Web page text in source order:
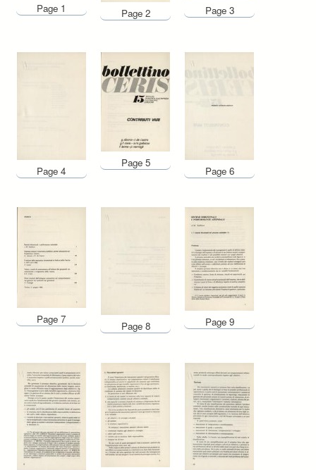
Page 1 Page 2 Page 3
Page 4
Page 5
Page 6
Page 7
Page 8 Page 9